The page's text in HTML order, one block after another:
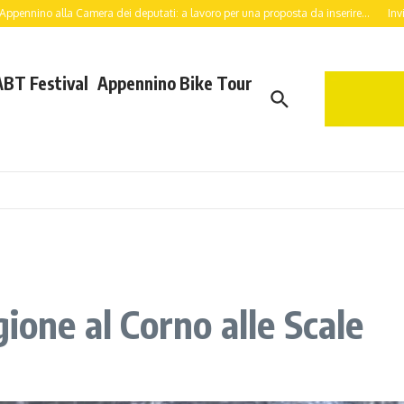
alla Camera dei deputati: a lavoro per una proposta da inserire... Invio
Festival Appennino Bike Tour
al Corno alle Scale